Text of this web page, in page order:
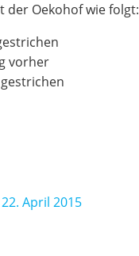
der Oekohof wie folgt:
vorher
April 2015